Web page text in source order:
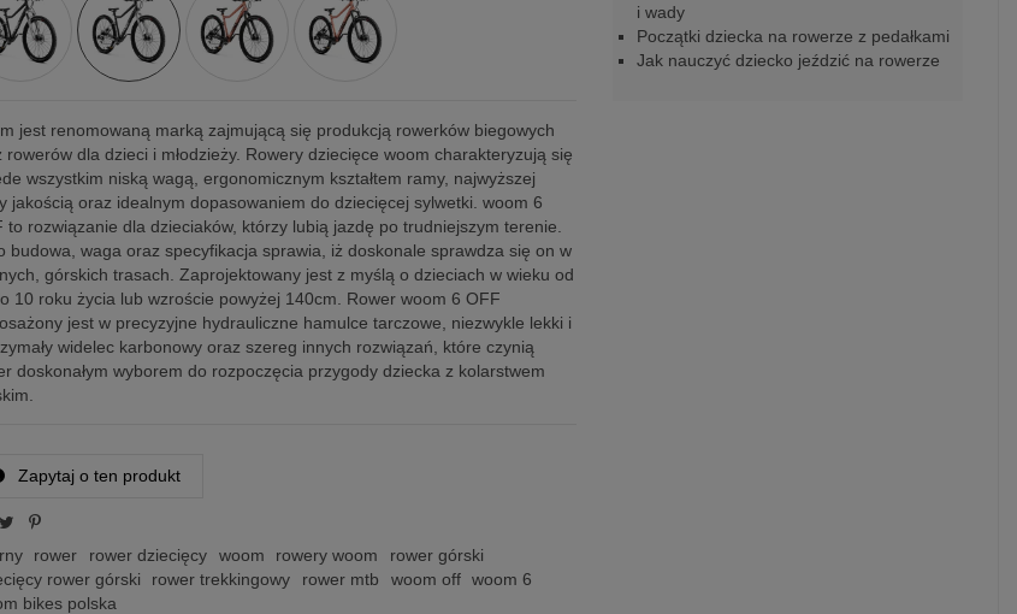
jest renomowaną marką zajmującą się produkcją rowerków biegowych
rowerów dla dzieci i młodzieży. Rowery dziecięce woom charakteryzują się
wszystkim niską wagą, ergonomicznym kształtem ramy, najwyższej
jakością oraz idealnym dopasowaniem do dziecięcej sylwetki. woom 6
to rozwiązanie dla dzieciaków, którzy lubią jazdę po trudniejszym terenie.
budowa, waga oraz specyfikacja sprawia, iż doskonale sprawdza się on w
górskich trasach. Zaprojektowany jest z myślą o dzieciach w wieku od
10 roku życia lub wzroście powyżej 140cm. Rower woom 6 OFF
jest w precyzyjne hydrauliczne hamulce tarczowe, niezwykle lekki i
widelec karbonowy oraz szereg innych rozwiązań, które czynią
doskonałym wyborem do rozpoczęcia przygody dziecka z kolarstwem
Zapytaj o ten produkt
rower rower dziecięcy woom rowery woom
rower górski
rower górski
rower trekkingowy rower mtb woom off woom 6
bikes polska
i wady
Początki dziecka na rowerze z pedałkami
Jak nauczyć dziecko jeździć na rowerze